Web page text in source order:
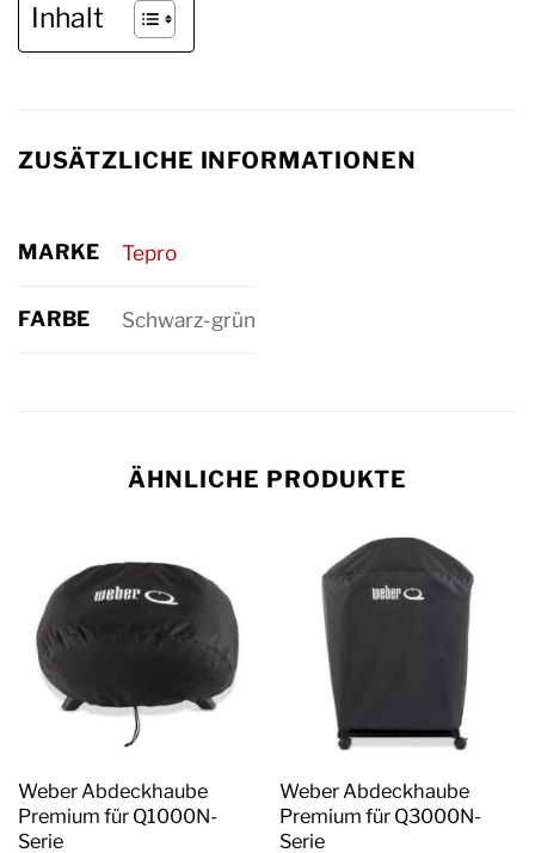
Inhalt
ZUSÄTZLICHE INFORMATIONEN
MARKE Tepro
FARBE Schwarz-grün
ÄHNLICHE PRODUKTE
Weber Abdeckhaube
Premium für Q1000N-
Serie
Weber Abdeckhaube
Premium für Q3000N-
Serie